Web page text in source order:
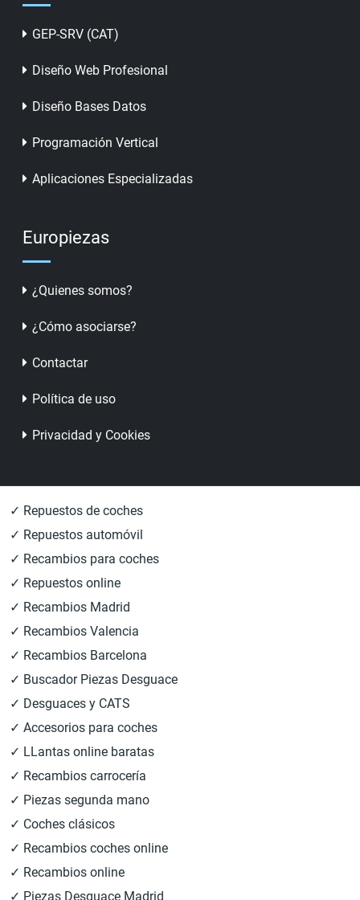
GEP-SRV (CAT)
Diseño Web Profesional
Diseño Bases Datos
Programación Vertical
Aplicaciones Especializadas
Europiezas
¿Quienes somos?
¿Cómo asociarse?
Contactar
Política de uso
Privacidad y Cookies
✓ Repuestos de coches
✓ Repuestos automóvil
✓ Recambios para coches
✓ Repuestos online
✓ Recambios Madrid
✓ Recambios Valencia
✓ Recambios Barcelona
✓ Buscador Piezas Desguace
✓ Desguaces y CATS
✓ Accesorios para coches
✓ LLantas online baratas
✓ Recambios carrocería
✓ Piezas segunda mano
✓ Coches clásicos
✓ Recambios coches online
✓ Recambios online
✓ Piezas Desguace Madrid